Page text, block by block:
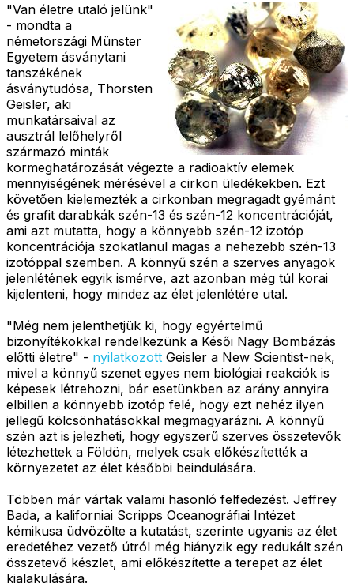
"Van életre utaló jelünk"
- mondta a
németországi Münster
Egyetem ásványtani
tanszékének
ásványtudósa, Thorsten
Geisler, aki
munkatársaival az
ausztrál lelőhelyről
származó minták
kormeghatározását végezte a radioaktív elemek
mennyiségének mérésével a cirkon üledékekben. Ezt
követően kielemezték a cirkonban megragadt gyémánt
és grafit darabkák szén-13 és szén-12 koncentrációját,
ami azt mutatta, hogy a könnyebb szén-12 izotóp
koncentrációja szokatlanul magas a nehezebb szén-13
izotóppal szemben. A könnyű szén a szerves anyagok
jelenlétének egyik ismérve, azt azonban még túl korai
kijelenteni, hogy mindez az élet jelenlétére utal.
"Még nem jelenthetjük ki, hogy egyértelmű
bizonyítékokkal rendelkezünk a Késői Nagy Bombázás
előtti életre" - nyilatkozott Geisler a New Scientist-nek,
mivel a könnyű szenet egyes nem biológiai reakciók is
képesek létrehozni, bár esetünkben az arány annyira
elbillen a könnyebb izotóp felé, hogy ezt nehéz ilyen
jellegű kölcsönhatásokkal megmagyarázni. A könnyű
szén azt is jelezheti, hogy egyszerű szerves összetevők
létezhettek a Földön, melyek csak előkészítették a
környezetet az élet későbbi beindulására.
Többen már vártak valami hasonló felfedezést. Jeffrey
Bada, a kaliforniai Scripps Oceanográfiai Intézet
kémikusa üdvözölte a kutatást, szerinte ugyanis az élet
eredetéhez vezető útról még hiányzik egy redukált szén
összetevő készlet, ami előkészítette a terepet az élet
kialakulására.